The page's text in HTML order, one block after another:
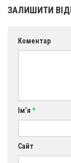
ЗАЛИШИТИ
Коментар
Ім’я *
Сайт